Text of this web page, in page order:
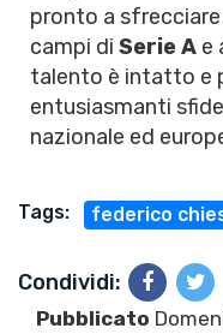
pronto a
campi di Serie A e
talento è intatto e
entusiasmanti
nazionale ed
Tags: federico
Condividi:
Pubblicato